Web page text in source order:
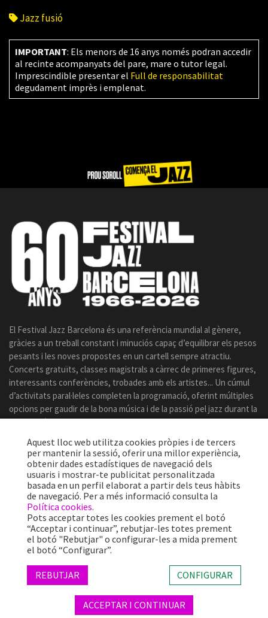
Jazz fusió
IMPORTANT: Els menors de 16 anys només podran accedir
al recinte acompanyats del pare, mare o tutor legal.
Imprescindible presentar el Full de responsabilitat
degudament imprès i emplenat.
El Festival Jazz Barcelona és una referència mundial al gènere,
gràcies a un treball constant i minuciós capaç d’equilibrar els pesos
pesants i les noves propostes en un cartell sempre atractiu.
Concerts gratuïts, classes magistrals a càrrec de primeres figures,
interessants conferències, trobades amb els artistes... Un cúmul
d’activitats paral·leles completen la programació, oferint múltiples
opcions per gaudir de la bona música i de la passió pel jazz durant la
celebració del certamen.
Més de 25 anys oferint la millor música en directe des de Barcelona.
Concerts, festivals i esdeveniments de gran convocatòria.
© 2026 TheProject Music Company, S.L. |Avís legal|
Aquest lloc web utilitza cookies pròpies i de tercers
per mantenir la sessió, oferir una millor experiència,
obtenir dades estadístiques de navegació dels
usuaris i mostrar-te publicitat personalitzada
basada en un perfil elaborat a partir dels teus hàbits
de navegació. Per a més informació consulta la
Política cookies.
Pots acceptar totes les cookies prement el botó
“Acceptar i continuar”, rebutjar-les totes prement
el botó "Rebutjar" o configurar-les a mida prement
el botó “Configurar”.
REBUTJAR CONFIGURAR
ACCEPTAR I CONTINUAR